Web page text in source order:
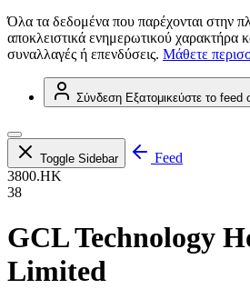
Όλα τα δεδομένα που παρέχονται στην
αποκλειστικά ενημερωτικού χαρακτήρα
συναλλαγές ή επενδύσεις. Μάθετε
Σύνδεση Εξατομικεύστε το feed
Toggle Sidebar
Feed
3800.HK
38
GCL Technology
Limited